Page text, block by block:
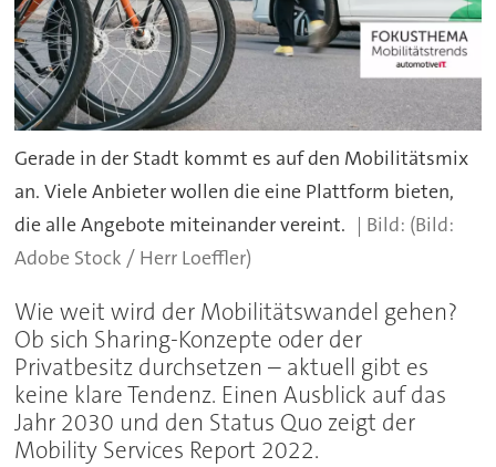
Gerade in der Stadt kommt es auf den Mobilitätsmix
an. Viele Anbieter wollen die eine Plattform bieten,
die alle Angebote miteinander vereint.
(Bild:
Adobe Stock / Herr Loeffler)
Wie weit wird der Mobilitätswandel gehen?
Ob sich Sharing-Konzepte oder der
Privatbesitz durchsetzen – aktuell gibt es
keine klare Tendenz. Einen Ausblick auf das
Jahr 2030 und den Status Quo zeigt der
Mobility Services Report 2022.